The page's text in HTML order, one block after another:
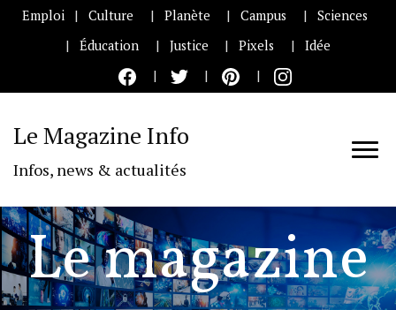
Emploi Culture Planète Campus
Sciences
Éducation
Justice Pixels Idée
Le Magazine Info
Infos, news & actualités
Le magazine